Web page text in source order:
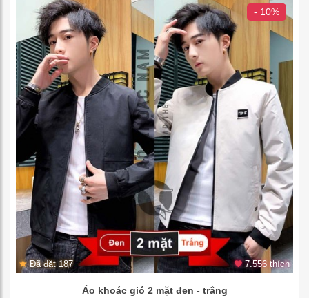
- 10%
Đã đặt 187 7.556 thích
Áo khoác gió 2 mặt đen - trắng